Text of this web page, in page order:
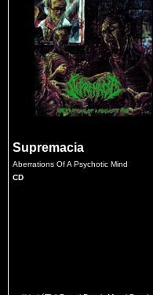
Supremacia
Aberrations Of A Psychotic Mind
CD